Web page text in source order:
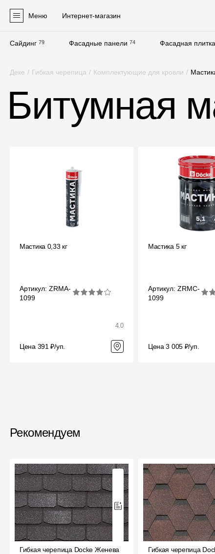
Меню Интернет-магазин
Сайдинг 79 Фасадные панели 74 Фасадная плитка
Сайдинг
Софиты
Комплектующие для фасадов
Пленки и мембраны
Кровельная вентиляция
системы
Деке / Гибкая черепица / Комплектующие для кровли /
Битумная
Мастика 0,33 кг
Артикул: ZRMA-
1099
4.0
Цена 391 ₽/уп.
Мастика 5 кг
Артикул: ZRMC-
1099
Цена 3 005 ₽/уп.
Рекомендуем
Гибкая черепица Docke Женева
Гибкая черепица